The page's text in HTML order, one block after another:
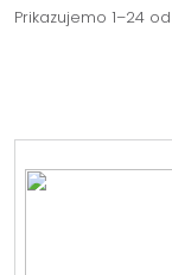
Prikazujemo 1–24